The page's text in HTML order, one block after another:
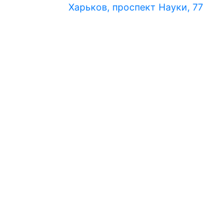
Харьков, проспект Науки, 77